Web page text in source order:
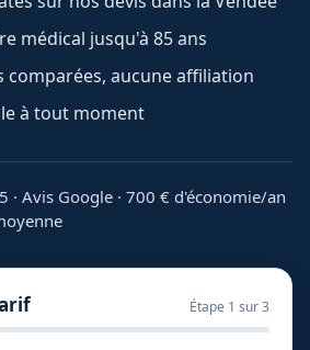
médical jusqu'à 85 ans
comparées, aucune affiliation
à tout moment
· Avis Google · 700 € d'économie/an
Étape 1 sur 3